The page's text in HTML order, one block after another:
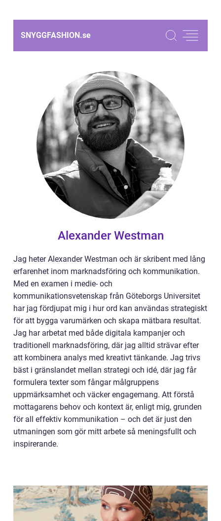
SNYGGFASHION.se
Alexander Westman
Jag heter Alexander Westman och är skribent med lång
erfarenhet inom marknadsföring och kommunikation.
Med en examen i medie- och
kommunikationsvetenskap från Göteborgs Universitet
har jag fördjupat mig i hur ord kan användas strategiskt
för att bygga varumärken och skapa mätbara resultat.
Jag har arbetat med både digitala kampanjer och
traditionell marknadsföring, där jag alltid strävar efter
att kombinera analys med kreativt tänkande. Jag trivs
bäst i gränslandet mellan strategi och idé, där jag får
formulera texter som fångar målgruppens
uppmärksamhet och väcker engagemang. Att förstå
mottagarens behov och kontext är, enligt mig, grunden
för all effektiv kommunikation – och det är just den
utmaningen som gör mitt arbete så meningsfullt och
inspirerande.